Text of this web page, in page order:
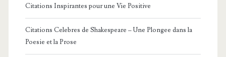
Citations Inspirantes pour une Vie Positive
Citations Celebres de Shakespeare – Une Plongee dans la
Poesie et la Prose